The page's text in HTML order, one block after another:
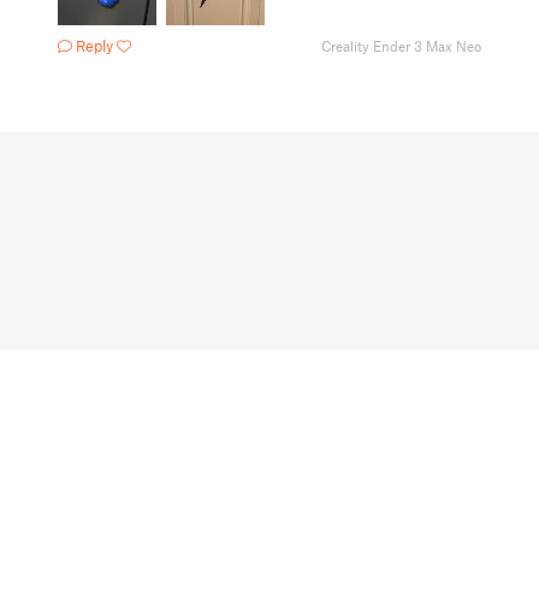
Reply Creality Ender 3 Max Neo